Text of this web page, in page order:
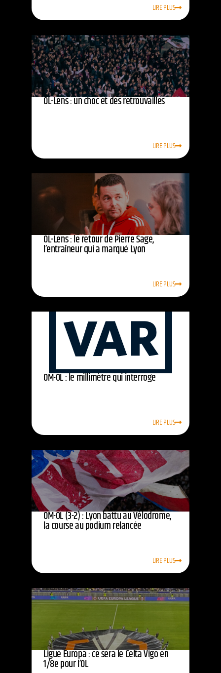
LIRE PLUS
OL-Lens : un choc et des retrouvailles
LIRE PLUS
OL-Lens : le retour de Pierre Sage,
l’entraîneur qui a marqué Lyon
LIRE PLUS
OM-OL : le millimètre qui interroge
LIRE PLUS
OM-OL (3-2) : Lyon battu au Vélodrome,
la course au podium relancée
LIRE PLUS
Ligue Europa : ce sera le Celta Vigo en
1/8e pour l’OL